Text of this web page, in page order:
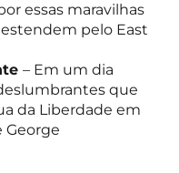
essas maravilhas
pelo East
– Em um dia
que
da Liberdade em
George